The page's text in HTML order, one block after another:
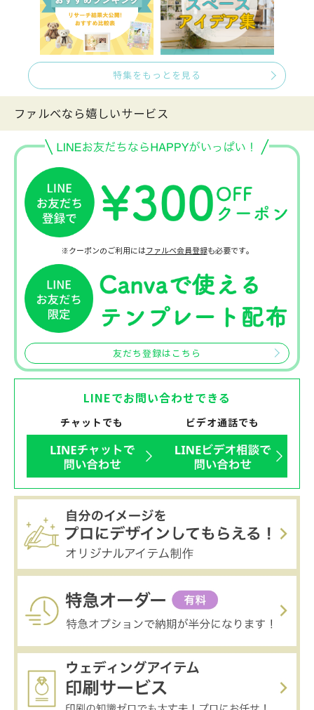
特集をもっとを見る
ファルべなら嬉しいサービス
※クーポンのご利用にはファルベ会員登録も必要です。
友だち登録はこちら
LINEでお問い合わせできる
チャットでも ビデオ通話でも